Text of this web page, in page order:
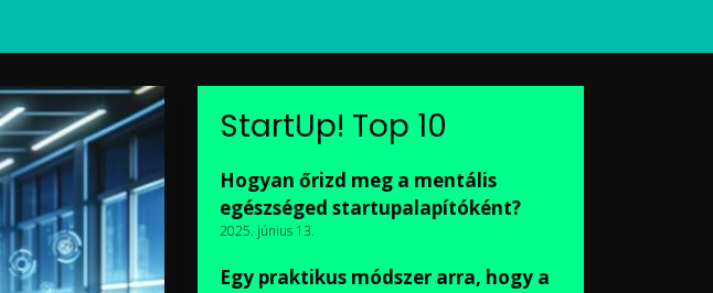
StartUp! Top 10
Hogyan őrizd meg a mentális
egészséged startupalapítóként?
2025. június 13.
Egy praktikus módszer arra, hogy a